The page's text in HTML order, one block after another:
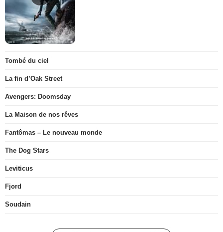
Tombé du ciel
La fin d’Oak Street
Avengers: Doomsday
La Maison de nos rêves
Fantômas – Le nouveau monde
The Dog Stars
Leviticus
Fjord
Soudain